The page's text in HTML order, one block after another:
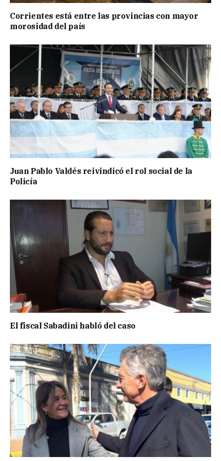
Corrientes está entre las provincias con mayor
morosidad del país
Juan Pablo Valdés reivindicó el rol social de la
Policía
El fiscal Sabadini habló del caso